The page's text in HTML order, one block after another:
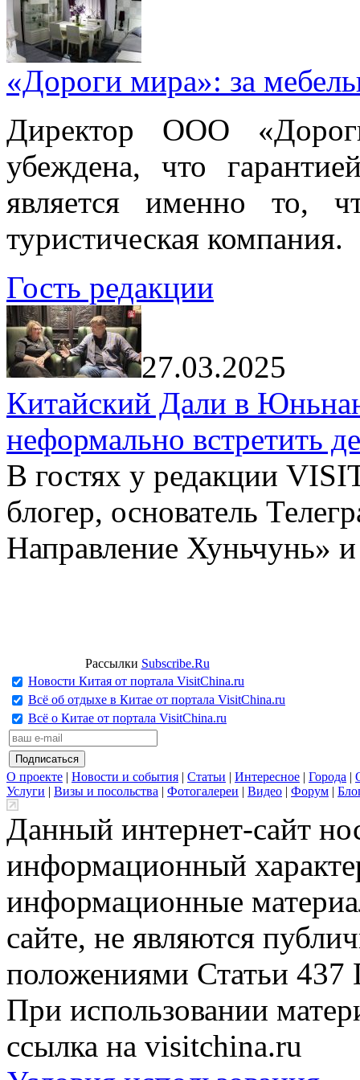
«Дороги мира»: за
Директор ООО
убеждена, что
является именно то,
туристическая компания.
Гость редакции
27.03.2025
Китайский Дали в
неформально встретить
В гостях у редакции
блогер, основатель
Направление Хуньчунь»
Рассылки Subscribe.Ru
Новости Китая от портала VisitChina.ru
Всё об отдыхе в Китае от портала VisitChina.ru
Всё о Китае от портала VisitChina.ru
О проекте | Новости и события | Статьи | Интересное | Города |
Услуги | Визы и посольства | Фотогалереи | Видео | Форум |
Данный интернет-сайт
информационный
информационные
сайте, не являются
положениями Статьи 437
При использовании
ссылка на visitchina.ru